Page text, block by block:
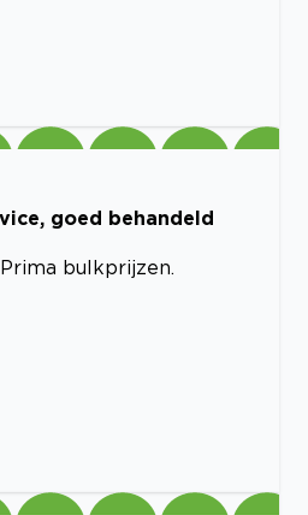
goed behandeld
bulkprijzen.